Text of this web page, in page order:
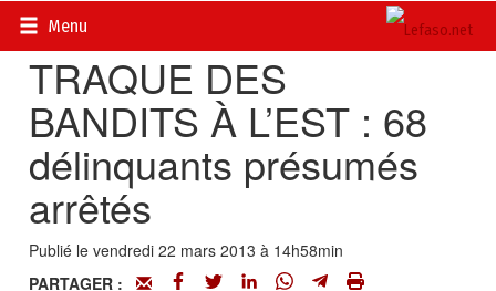
Menu
Accueil>
TRAQUE DES
BANDITS À L’EST : 68
délinquants présumés
arrêtés
Publié le vendredi 22 mars 2013 à 14h58min
PARTAGER :